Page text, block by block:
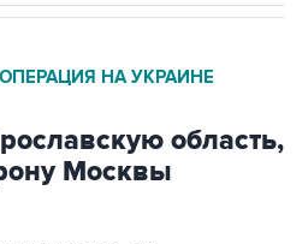
область,
Москвы
- Украинские